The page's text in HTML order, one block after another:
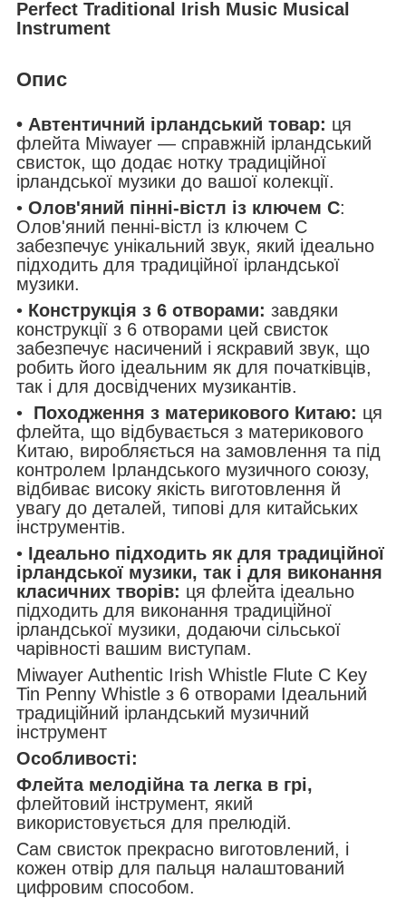
Perfect Traditional Irish Music Musical
Instrument
Опис
• Автентичний ірландський товар: ця
флейта Miwayer — справжній ірландський
свисток, що додає нотку традиційної
ірландської музики до вашої колекції.
• Олов'яний пінні-вістл із ключем C:
Олов'яний пенні-вістл із ключем C
забезпечує унікальний звук, який ідеально
підходить для традиційної ірландської
музики.
• Конструкція з 6 отворами: завдяки
конструкції з 6 отворами цей свисток
забезпечує насичений і яскравий звук, що
робить його ідеальним як для початківців,
так і для досвідчених музикантів.
• Походження з материкового Китаю: ця
флейта, що відбувається з материкового
Китаю, виробляється на замовлення та під
контролем Ірландського музичного союзу,
відбиває високу якість виготовлення й
увагу до деталей, типові для китайських
інструментів.
• Ідеально підходить як для традиційної
ірландської музики, так і для виконання
класичних творів: ця флейта ідеально
підходить для виконання традиційної
ірландської музики, додаючи сільської
чарівності вашим виступам.
Miwayer Authentic Irish Whistle Flute C Key
Tin Penny Whistle з 6 отворами Ідеальний
традиційний ірландський музичний
інструмент
Особливості:
Флейта мелодійна та легка в грі,
флейтовий інструмент, який
використовується для прелюдій.
Сам свисток прекрасно виготовлений, і
кожен отвір для пальця налаштований
цифровим способом.